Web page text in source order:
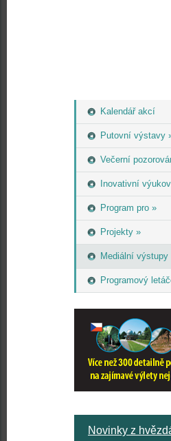
Kalendář akcí
Putovní výstavy
Večerní
Inovativní
Program pro »
Projekty »
Mediální výstupy
Programový
Novinky z